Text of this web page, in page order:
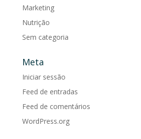
Marketing
Nutrição
Sem categoria
Meta
Iniciar sessão
Feed de entradas
Feed de comentários
WordPress.org